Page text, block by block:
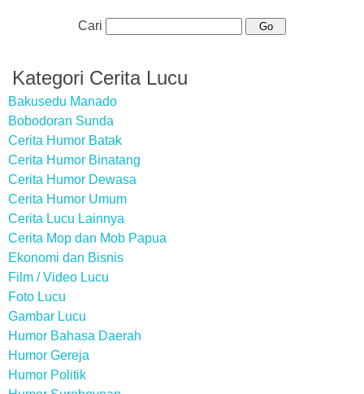
Cari
Kategori Cerita Lucu
Bakusedu Manado
Bobodoran Sunda
Cerita Humor Batak
Cerita Humor Binatang
Cerita Humor Dewasa
Cerita Humor Umum
Cerita Lucu Lainnya
Cerita Mop dan Mob Papua
Ekonomi dan Bisnis
Film / Video Lucu
Foto Lucu
Gambar Lucu
Humor Bahasa Daerah
Humor Gereja
Humor Politik